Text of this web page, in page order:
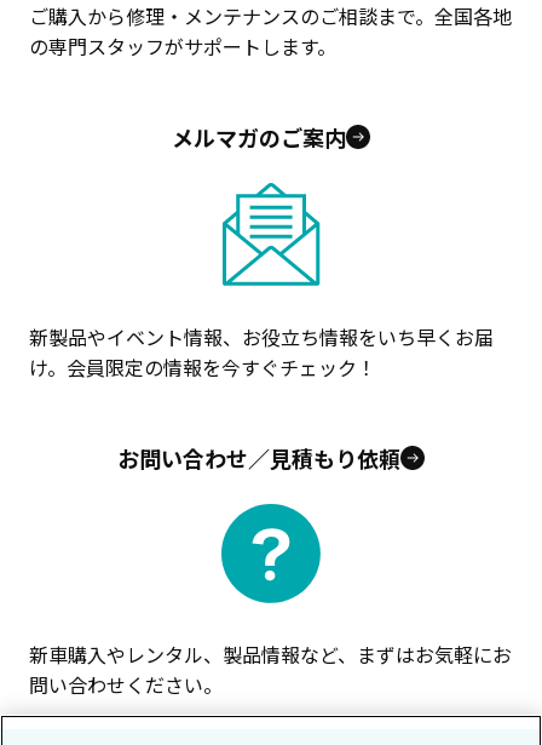
ご購入から修理・メンテナンスのご相談まで。全国各地
の専門スタッフがサポートします。
メルマガのご案内
新製品やイベント情報、お役立ち情報をいち早くお届
け。会員限定の情報を今すぐチェック！
お問い合わせ／見積もり依頼
新車購入やレンタル、製品情報など、まずはお気軽にお
問い合わせください。